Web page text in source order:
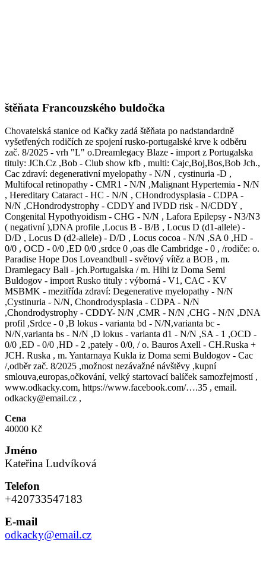
štěňata Francouzského buldočka
Chovatelská stanice od Kačky zadá štěňata po nadstandardně
vyšetřených rodičích ze spojení rusko-portugalské krve k odběru
zač. 8/2025 - vrh "L" o.Dreamlegacy Blaze - import z Portugalska
tituly: JCh.Cz ,Bob - Club show kfb , multi: Cajc,Boj,Bos,Bob Jch.,
Cac zdraví: degenerativní myelopathy - N/N , cystinuria -D ,
Multifocal retinopathy - CMR1 - N/N ,Malignant Hypertemia - N/N
, Hereditary Cataract - HC - N/N , CHondrodysplasia - CDPA -
N/N ,CHondrodystrophy - CDDY and IVDD risk - N/CDDY ,
Congenital Hypothyoidism - CHG - N/N , Lafora Epilepsy - N3/N3
( negativní ),DNA profile ,Locus B - B/B , Locus D (d1-allele) -
D/D , Locus D (d2-allele) - D/D , Locus cocoa - N/N ,SA 0 ,HD -
0/0 , OCD - 0/0 ,ED 0/0 ,srdce 0 ,oas dle Cambridge - 0 , /rodiče: o.
Paradise Hope Dos Loveandbull - světový vítěz a BOB , m.
Dramlegacy Bali - jch.Portugalska / m. Hihi iz Doma Semi
Buldogov - import Rusko tituly : výborná - V1, CAC - KV
MSBMK - mezitřída zdraví: Degenerative myelopathy - N/N
,Cystinuria - N/N, Chondrodysplasia - CDPA - N/N
,Chondrodystrophy - CDDY- N/N ,CMR - N/N ,CHG - N/N ,DNA
profil ,Srdce - 0 ,B lokus - varianta bd - N/N,varianta bc -
N/N,varianta bs - N/N ,D lokus - varianta d1 - N/N ,SA - 1 ,OCD -
0/0 ,ED - 0/0 ,HD - 2 ,pately - 0/0, / o. Bauros Axell - CH.Ruska +
JCH. Ruska , m. Yantarnaya Kukla iz Doma semi Buldogov - Cac
/,odběr zač. 8/2025 ,možnost nezávažné návštěvy ,kupní
smlouva,europas,očkování, velký startovací balíček samozřejmostí ,
www.odkacky.com, https://www.facebook.com/….35 , email.
odkacky@email.cz ,
Cena
40000 Kč
Jméno
Kateřina Ludvíková
Telefon
+420733547183
E-mail
odkacky@email.cz